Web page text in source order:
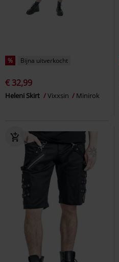
% Bijna uitverkocht
€ 32,99
Heleni Skirt Vixxsin Minirok